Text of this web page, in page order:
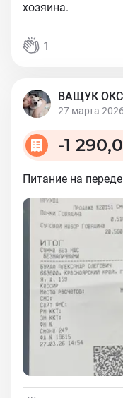
хозяина.
1
ВАЩУК
27 марта 2026
-1
Питание на